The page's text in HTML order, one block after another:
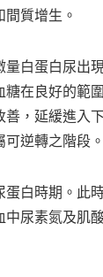
間質增生。
量白蛋白尿出
在良好的範
善，延緩進入
逆轉之階段。
白時期。此
中尿素氮及肌